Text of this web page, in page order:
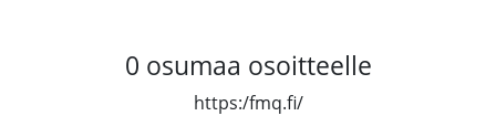
0 osumaa osoitteelle
https:/fmq.fi/